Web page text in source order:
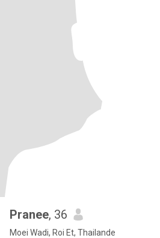
Pranee, 36
Moei Wadi, Roi Et, Thailande